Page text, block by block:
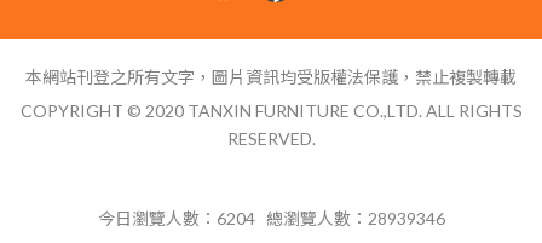
本網站刊登之所有文字，圖片資訊均受版權法保護，禁止複製轉載
COPYRIGHT © 2020 TANXIN FURNITURE CO.,LTD. ALL RIGHTS
RESERVED.
今日瀏覽人數： 6204 總瀏覽人數： 28939346